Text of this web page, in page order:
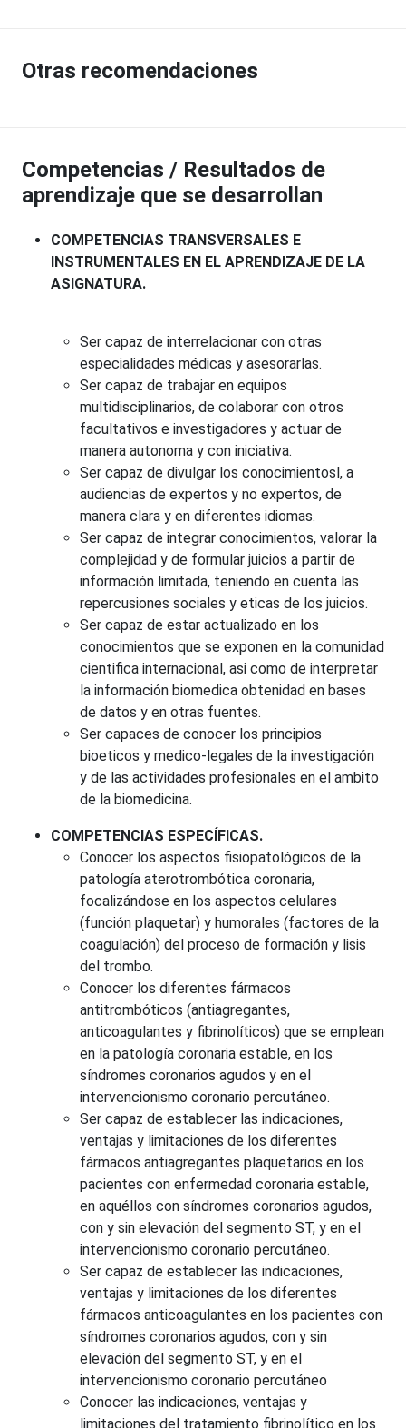
Otras recomendaciones
Competencias / Resultados de
aprendizaje que se desarrollan
COMPETENCIAS TRANSVERSALES E
INSTRUMENTALES EN EL APRENDIZAJE DE LA
ASIGNATURA.
Ser capaz de interrelacionar con otras
especialidades médicas y asesorarlas.
Ser capaz de trabajar en equipos
multidisciplinarios, de colaborar con otros
facultativos e investigadores y actuar de
manera autonoma y con iniciativa.
Ser capaz de divulgar los conocimientosl, a
audiencias de expertos y no expertos, de
manera clara y en diferentes idiomas.
Ser capaz de integrar conocimientos, valorar la
complejidad y de formular juicios a partir de
información limitada, teniendo en cuenta las
repercusiones sociales y eticas de los juicios.
Ser capaz de estar actualizado en los
conocimientos que se exponen en la comunidad
cientifica internacional, asi como de interpretar
la información biomedica obtenidad en bases
de datos y en otras fuentes.
Ser capaces de conocer los principios
bioeticos y medico-legales de la investigación
y de las actividades profesionales en el ambito
de la biomedicina.
COMPETENCIAS ESPECÍFICAS.
Conocer los aspectos fisiopatológicos de la
patología aterotrombótica coronaria,
focalizándose en los aspectos celulares
(función plaquetar) y humorales (factores de la
coagulación) del proceso de formación y lisis
del trombo.
Conocer los diferentes fármacos
antitrombóticos (antiagregantes,
anticoagulantes y fibrinolíticos) que se emplean
en la patología coronaria estable, en los
síndromes coronarios agudos y en el
intervencionismo coronario percutáneo.
Ser capaz de establecer las indicaciones,
ventajas y limitaciones de los diferentes
fármacos antiagregantes plaquetarios en los
pacientes con enfermedad coronaria estable,
en aquéllos con síndromes coronarios agudos,
con y sin elevación del segmento ST, y en el
intervencionismo coronario percutáneo.
Ser capaz de establecer las indicaciones,
ventajas y limitaciones de los diferentes
fármacos anticoagulantes en los pacientes con
síndromes coronarios agudos, con y sin
elevación del segmento ST, y en el
intervencionismo coronario percutáneo
Conocer las indicaciones, ventajas y
limitaciones del tratamiento fibrinolítico en los